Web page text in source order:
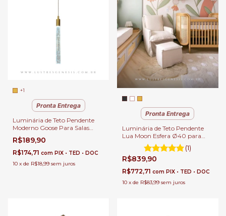
+1
Pronta Entrega
Luminária de Teto Pendente
Moderno Goose Para Salas
Lavabos Balcão e Cabeceira de
Cama
R$189,90
R$174,71 com PIX • TED • DOC
10 x de R$18,99 sem juros
Pronta Entrega
Luminária de Teto Pendente
Lua Moon Esfera Ø40 para
Quartos, Sala de Jantar e Sala
de Estar.
(1)
R$839,90
R$772,71 com PIX • TED • DOC
10 x de R$83,99 sem juros